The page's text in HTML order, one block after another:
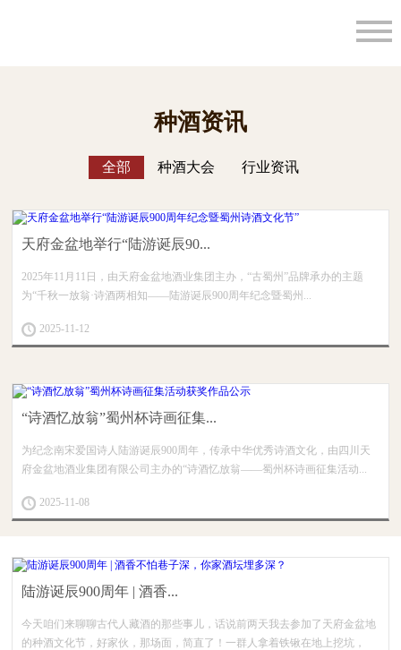
种酒资讯
全部 种酒大会 行业资讯
天府金盆地举行“陆游诞辰90...
2025年11月11日，由天府金盆地酒业集团主办，“古蜀州”品牌承办的主题
为“千秋一放翁·诗酒两相知——陆游诞辰900周年纪念暨蜀州...
2025-11-12
“诗酒忆放翁”蜀州杯诗画征集...
为纪念南宋爱国诗人陆游诞辰900周年，传承中华优秀诗酒文化，由四川天
府金盆地酒业集团有限公司主办的“诗酒忆放翁——蜀州杯诗画征集活动...
2025-11-08
陆游诞辰900周年 | 酒香...
今天咱们来聊聊古代人藏酒的那些事儿，话说前两天我去参加了天府金盆地
的种酒文化节，好家伙，那场面，简直了！一群人拿着铁锹在地上挖坑，